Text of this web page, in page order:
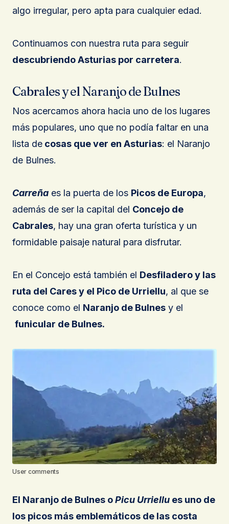
algo irregular, pero apta para cualquier edad.
Continuamos con nuestra ruta para seguir
descubriendo Asturias por carretera.
Cabrales y el Naranjo de Bulnes
Nos acercamos ahora hacia uno de los lugares
más populares, uno que no podía faltar en una
lista de cosas que ver en Asturias: el Naranjo
de Bulnes.
Carreña es la puerta de los Picos de Europa,
además de ser la capital del Concejo de
Cabrales, hay una gran oferta turística y un
formidable paisaje natural para disfrutar.
En el Concejo está también el Desfiladero y las
ruta del Cares y el Pico de Urriellu, al que se
conoce como el Naranjo de Bulnes y el
funicular de Bulnes.
User comments
El Naranjo de Bulnes oPicu Urriellu es uno de
los picos más emblemáticos de las costa